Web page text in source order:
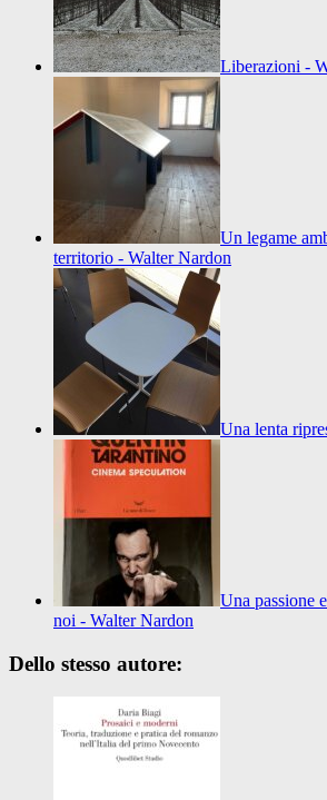
Liberazioni -
Un legame
territorio - Walter Nardon
Una lenta
Una passione
noi - Walter Nardon
Dello stesso autore: